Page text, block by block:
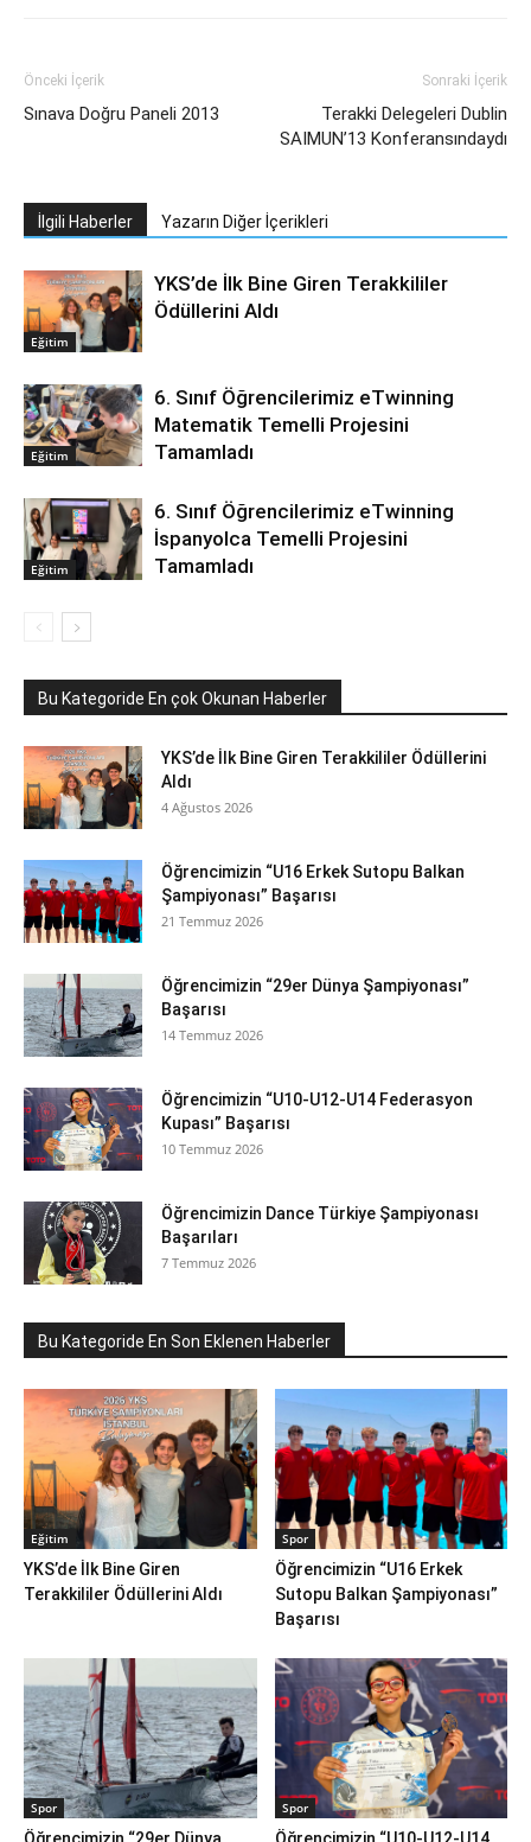
Önceki İçerik
Sınava Doğru Paneli 2013
Sonraki İçerik
Terakki Delegeleri Dublin
SAIMUN’13 Konferansındaydı
İlgili Haberler Yazarın Diğer İçerikleri
Eğitim
YKS’de İlk Bine Giren Terakkililer
Ödüllerini Aldı
Eğitim
6. Sınıf Öğrencilerimiz eTwinning
Matematik Temelli Projesini
Tamamladı
Eğitim
6. Sınıf Öğrencilerimiz eTwinning
İspanyolca Temelli Projesini
Tamamladı
Bu Kategoride En çok Okunan Haberler
YKS’de İlk Bine Giren Terakkililer Ödüllerini
Aldı
4 Ağustos 2026
Öğrencimizin “U16 Erkek Sutopu Balkan
Şampiyonası” Başarısı
21 Temmuz 2026
Öğrencimizin “29er Dünya Şampiyonası”
Başarısı
14 Temmuz 2026
Öğrencimizin “U10-U12-U14 Federasyon
Kupası” Başarısı
10 Temmuz 2026
Öğrencimizin Dance Türkiye Şampiyonası
Başarıları
7 Temmuz 2026
Bu Kategoride En Son Eklenen Haberler
Eğitim
YKS’de İlk Bine Giren
Terakkililer Ödüllerini Aldı
Spor
Öğrencimizin “U16 Erkek
Sutopu Balkan Şampiyonası”
Başarısı
Spor Spor